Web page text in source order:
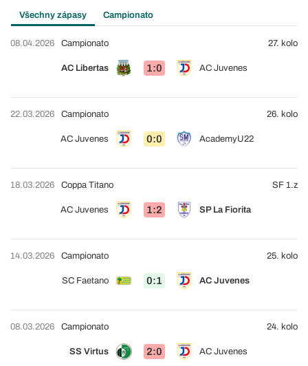
Všechny zápasy Campionato
08.04.2026
AC Libertas 1:0 AC Juvenes
Campionato 27. kolo
22.03.2026
AC Juvenes 0:0 AcademyU22
Campionato 26. kolo
18.03.2026
AC Juvenes 1:2 SP La Fiorita
Coppa Titano SF 1.z
14.03.2026
SC Faetano 0:1 AC Juvenes
Campionato 25. kolo
08.03.2026
SS Virtus 2:0 AC Juvenes
Campionato 24. kolo